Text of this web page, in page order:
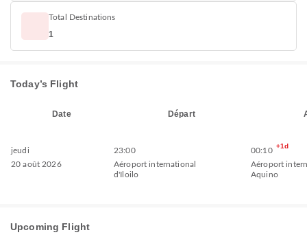
Total Destinations
1
Today’s Flight
Date Départ
jeudi
20 août 2026
23:00
Aéroport international
d'Iloilo
00:10
+1d
Aéroport
Aquino
Upcoming Flight